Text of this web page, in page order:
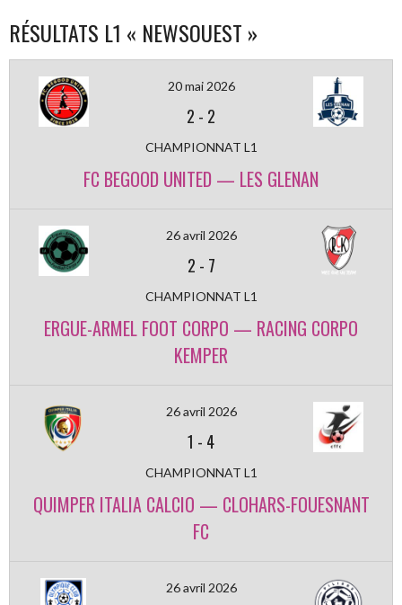
RÉSULTATS L1 « NEWSOUEST »
20 mai 2026
2 - 2
CHAMPIONNAT L1
FC BEGOOD UNITED — LES GLENAN
26 avril 2026
2 - 7
CHAMPIONNAT L1
ERGUE-ARMEL FOOT CORPO — RACING CORPO
KEMPER
26 avril 2026
1 - 4
CHAMPIONNAT L1
QUIMPER ITALIA CALCIO — CLOHARS-FOUESNANT
FC
26 avril 2026